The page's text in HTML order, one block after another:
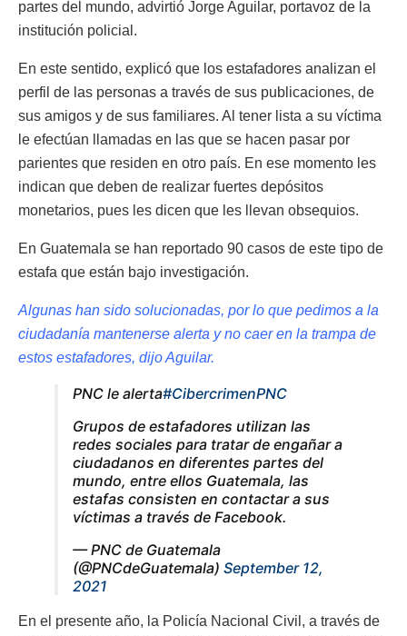
partes del mundo, advirtió Jorge Aguilar, portavoz de la
institución policial.
En este sentido, explicó que los estafadores analizan el
perfil de las personas a través de sus publicaciones, de
sus amigos y de sus familiares. Al tener lista a su víctima
le efectúan llamadas en las que se hacen pasar por
parientes que residen en otro país. En ese momento les
indican que deben de realizar fuertes depósitos
monetarios, pues les dicen que les llevan obsequios.
En Guatemala se han reportado 90 casos de este tipo de
estafa que están bajo investigación.
Algunas han sido solucionadas, por lo que pedimos a la
ciudadanía mantenerse alerta y no caer en la trampa de
estos estafadores, dijo Aguilar.
PNC le alerta#CibercrimenPNC
Grupos de estafadores utilizan las
redes sociales para tratar de engañar a
ciudadanos en diferentes partes del
mundo, entre ellos Guatemala, las
estafas consisten en contactar a sus
víctimas a través de Facebook.
— PNC de Guatemala
(@PNCdeGuatemala) September 12,
2021
En el presente año, la Policía Nacional Civil, a través de